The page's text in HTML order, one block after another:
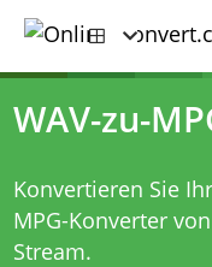
WAV-zu-
Konvertieren Sie
MPG-Konvertervon
Stream.